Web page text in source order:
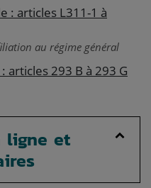
: articles L311-1 à
au régime général
articles 293 B à 293 G
ligne et